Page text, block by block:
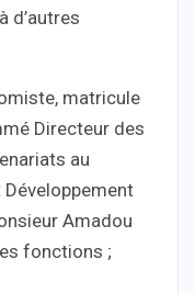
d’autres
matricule
Directeur des
au
Développement
Amadou
fonctions ;